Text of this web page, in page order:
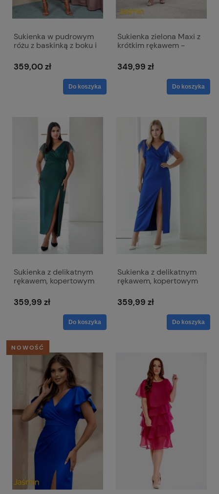
Sukienka w pudrowym
różu z baskinką z boku i
Victoria
359,00 zł
Do koszyka
Sukienka zielona Maxi z
krótkim rękawem -
349,99 zł
Do koszyka
Sukienka z delikatnym
rękawem, kopertowym
Karina butelkowa zieleń
359,99 zł
Do koszyka
Sukienka z delikatnym
rękawem, kopertowym
Karina chabrowa
359,99 zł
Do koszyka
NOWOŚĆ